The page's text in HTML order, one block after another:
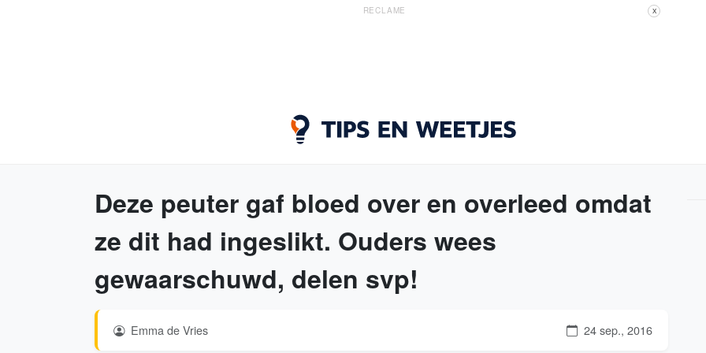
RECLAME X
Deze peuter gaf bloed over en overleed omdat
ze dit had ingeslikt. Ouders wees
gewaarschuwd, delen svp!
Emma de Vries 24 sep., 2016